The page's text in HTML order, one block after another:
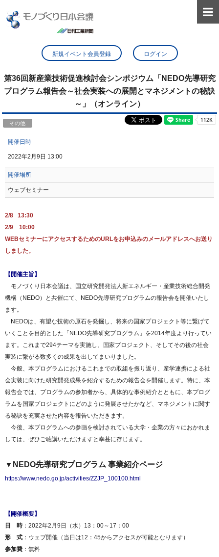

新規イベント会員登録 ログイン
第36回新産業技術促進検討会シンポジウム「NEDO先導研究
プログラム報告会～社会実装への展開とマネジメントの秘訣
～」（オンライン）
その他
開催日時
2022年2月9日 13:00
開催場所
ウェブセミナー
2/8 13:30
2/9 10:00
WEBセミナーにアクセスするためのURLをお申込みのメールアドレスへお送り
しました。
【開催主旨】
モノづくり日本会議は、国立研究開発法人新エネルギー・産業技術総合開発
機構（NEDO）と共催にて、NEDO先導研究プログラムの報告会を開催いたし
ます。
NEDOは、有望な技術の原石を発掘し、将来の国家プロジェクト等に繋げて
いくことを目的とした「NEDO先導研究プログラム」を2014年度より行ってい
ます。これまで294テーマを実施し、国家プロジェクト、そしてその後の社会
実装に繋がる数多くの成果を出してまいりました。
今般、本プログラムにおけるこれまでの取組を振り返り、産学連携による社
会実装に向けた研究開発成果を紹介するための報告会を開催します。特に、本
報告会では、プログラムの参加者から、具体的な事例紹介とともに、本プログ
ラムを国家プロジェクトにどのように発展させたかなど、マネジメントに関す
る秘訣を充実させた内容を報告いただきます。
今後、本プログラムへの参画を検討されている大学・企業の方々におかれま
しては、ぜひご聴講いただけますと幸甚に存じます。
▼NEDO先導研究プログラム 事業紹介ページ
https://www.nedo.go.jp/activities/ZZJP_100100.html
【開催概要】
日 時：2022年2月9日（水）13：00～17：00
形 式：ウェブ開催（当日は12：45からアクセスが可能となります）
参加費：無料